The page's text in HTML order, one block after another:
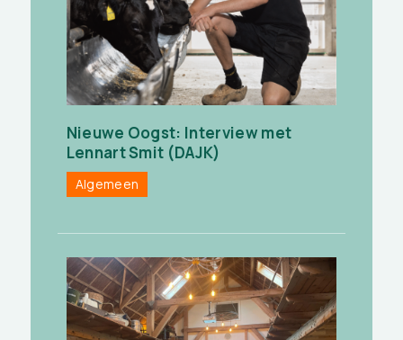
Nieuwe Oogst: Interview met
Lennart Smit (DAJK)
Algemeen